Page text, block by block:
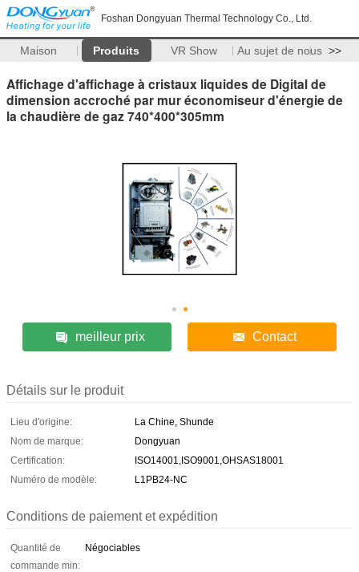
Foshan Dongyuan Thermal Technology Co., Ltd.
Maison Produits VR Show Au sujet de nous >>
Affichage d'affichage à cristaux liquides de Digital de
dimension accroché par mur économiseur d'énergie de
la chaudière de gaz 740*400*305mm
meilleur prix Contact
Détails sur le produit
Lieu d'origine:
La Chine, Shunde
Nom de marque:
Dongyuan
Certification:
ISO14001,ISO9001,OHSAS18001
Numéro de modèle:
L1PB24-NC
Conditions de paiement et expédition
Quantité de
commande min:
Négociables